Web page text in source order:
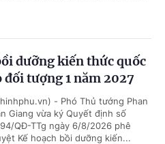
dưỡng kiến thức quốc
tượng 1 năm 2027
- Phó Thủ tướng Phan
Giang vừa ký Quyết định số
QĐ-TTg ngày 6/8/2026 phê
Kế hoạch bồi dưỡng kiến...